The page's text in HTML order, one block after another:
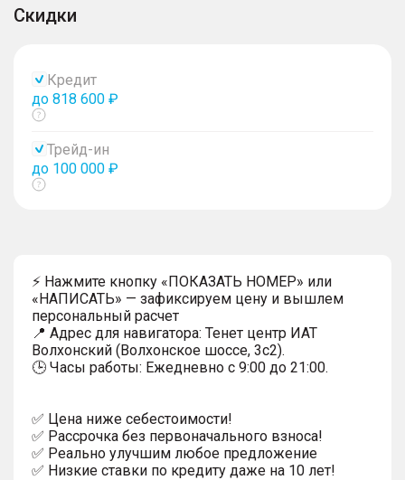
Скидки
Кредит
до 818 600 ₽
Показать
Трейд-ин
до 100 000 ₽
Показать
⚡ Нажмите кнопку «ПОКАЗАТЬ НОМЕР» или
«НАПИСАТЬ» — зафиксируем цену и вышлем
персональный расчет
📍 Адрес для навигатора: Тенет центр ИАТ
Волхонский (Волхонское шоссе, 3с2).
🕒 Часы работы: Ежедневно с 9:00 до 21:00.
✅ Цена ниже себестоимости!
✅ Рассрочка без первоначального взноса!
✅ Реально улучшим любое предложение
✅ Низкие ставки по кредиту даже на 10 лет!